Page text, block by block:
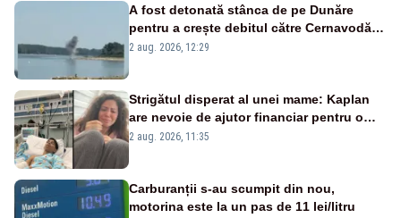
A fost detonată stânca de pe Dunăre
pentru a crește debitul către Cernavodă –
VIDEO
2 aug. 2026, 12:29
Strigătul disperat al unei mame: Kaplan
are nevoie de ajutor financiar pentru o
viață normală
2 aug. 2026, 11:35
Carburanții s-au scumpit din nou,
motorina este la un pas de 11 lei/litru